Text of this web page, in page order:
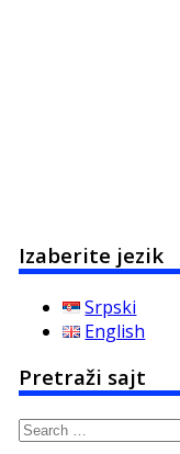
Izaberite jezik
Srpski
English
Pretraži sajt
Search